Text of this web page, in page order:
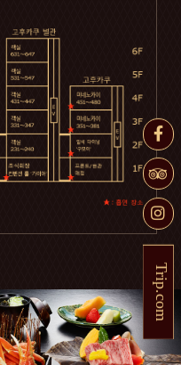
Trip.com